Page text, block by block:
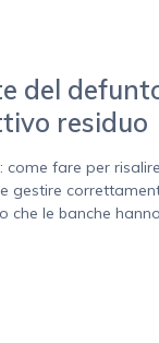
del
residuo
come fare per
gestire
che le banche